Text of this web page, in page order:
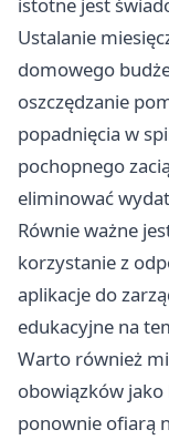
Ustalanie
domowego
oszczędzanie
popadnięcia w
pochopnego
eliminować
Równie ważne
korzystanie z
aplikacje do
edukacyjne na
Warto również
obowiązków
ponownie ofiarą